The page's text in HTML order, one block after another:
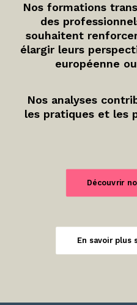
Nos formations
des
souhaitent
élargir leurs
européenne
Nos analyses
les pratiques et les
Découvrir
En savoir plus